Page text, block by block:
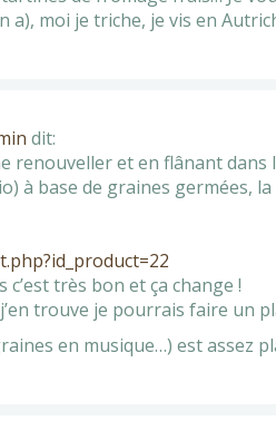
a), moi je triche, je vis en
dit:
renouveller et en flânant
à base de graines germées,
c’est très bon et ça change !
trouve je pourrais faire un
en musique…) est assez